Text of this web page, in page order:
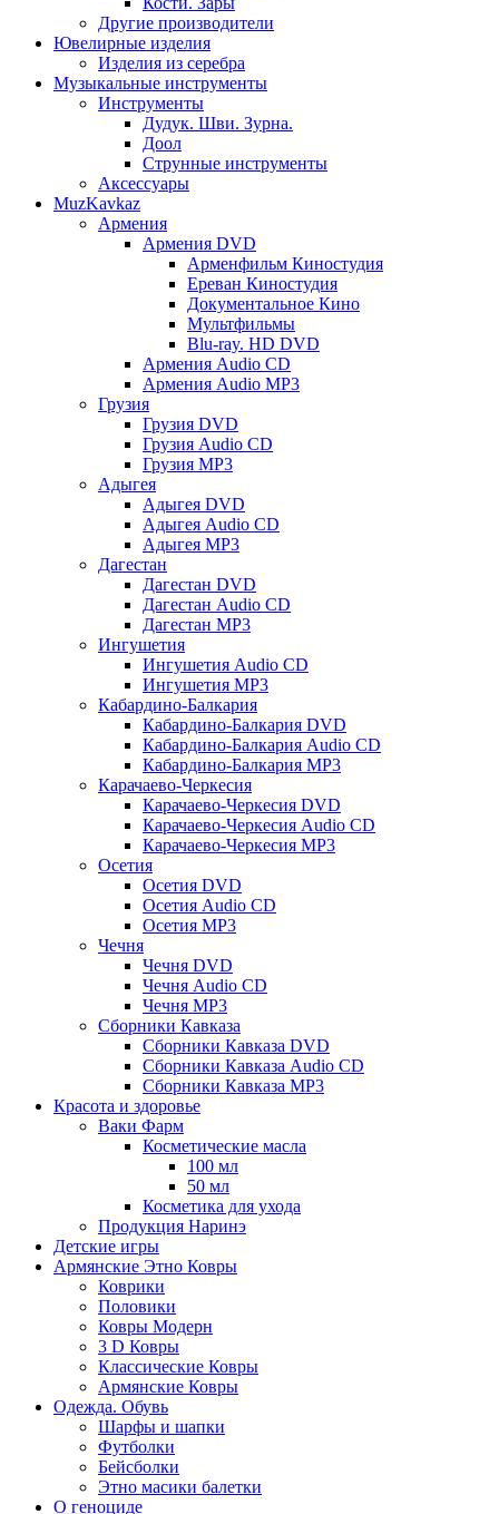
Другие производители
Ювелирные изделия
Изделия из серебра
Музыкальные инструменты
Инструменты
Дудук. Шви. Зурна.
Доол
Струнные инструменты
Аксессуары
MuzKavkaz
Армения
Армения DVD
Арменфильм Киностудия
Ереван Киностудия
Документальное Кино
Мультфильмы
Blu-ray. HD DVD
Армения Audio CD
Армения Audio MP3
Грузия
Грузия DVD
Грузия Audio CD
Грузия MP3
Адыгея
Адыгея DVD
Адыгея Audio CD
Адыгея MP3
Дагестан
Дагестан DVD
Дагестан Audio CD
Дагестан MP3
Ингушетия
Ингушетия Audio CD
Ингушетия MP3
Кабардино-Балкария
Кабардино-Балкария DVD
Кабардино-Балкария Audio CD
Кабардино-Балкария MP3
Карачаево-Черкесия
Карачаево-Черкесия DVD
Карачаево-Черкесия Audio CD
Карачаево-Черкесия MP3
Осетия
Осетия DVD
Осетия Audio CD
Осетия MP3
Чечня
Чечня DVD
Чечня Audio CD
Чечня MP3
Сборники Кавказа
Сборники Кавказа DVD
Сборники Кавказа Audio CD
Сборники Кавказа MP3
Красота и здоровье
Ваки Фарм
Косметические масла
100 мл
50 мл
Косметика для ухода
Продукция Наринэ
Детские игры
Армянские Этно Ковры
Коврики
Половики
Ковры Модерн
3 D Ковры
Классические Ковры
Армянские Ковры
Одежда. Обувь
Шарфы и шапки
Футболки
Бейсболки
Этно масики балетки
О геноциде